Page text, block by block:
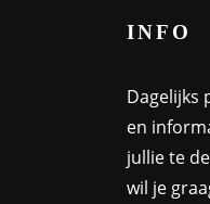
INFO
Dagelijks
en
jullie te
wil je